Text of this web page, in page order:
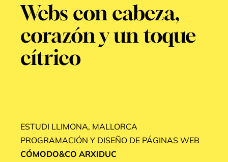
Webs con cabeza,
corazón y un toque
cítrico
ESTUDI LLIMONA, MALLORCA
PROGRAMACIÓN Y DISEÑO DE PÁGINAS WEB
CÓMODO&CO ARXIDUC